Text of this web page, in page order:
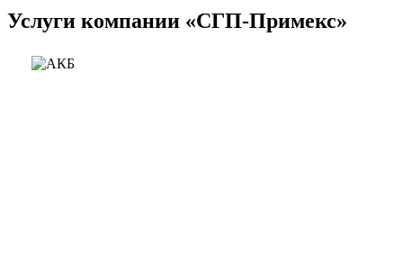
Услуги компании «СГП-Примекс»